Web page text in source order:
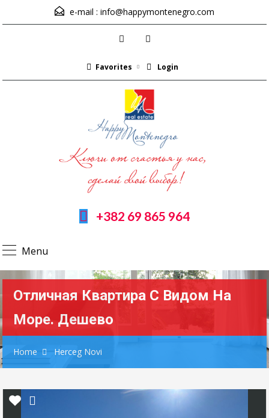
e-mail : info@happymontenegro.com
Favorites Login
+382 69 865 964
Menu
Отличная Квартира С Видом На
Море. Дешево
Home Herceg Novi